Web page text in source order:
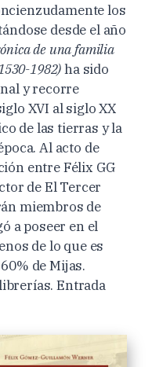
los
desde el año
de una familia
1982)ha sido
y recorre
XVI al siglo XX
de las tierras y la
Al acto de
entre Félix GG
de El Tercer
miembros de
a poseer en el
de lo que es
de Mijas.
Entrada